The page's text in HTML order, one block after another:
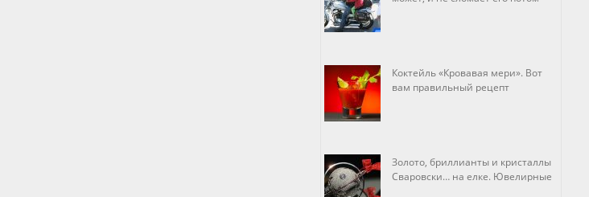
Коктейль «Кровавая мери». Вот
вам правильный рецепт
Золото, бриллианты и кристаллы
Сваровски… на елке. Ювелирные